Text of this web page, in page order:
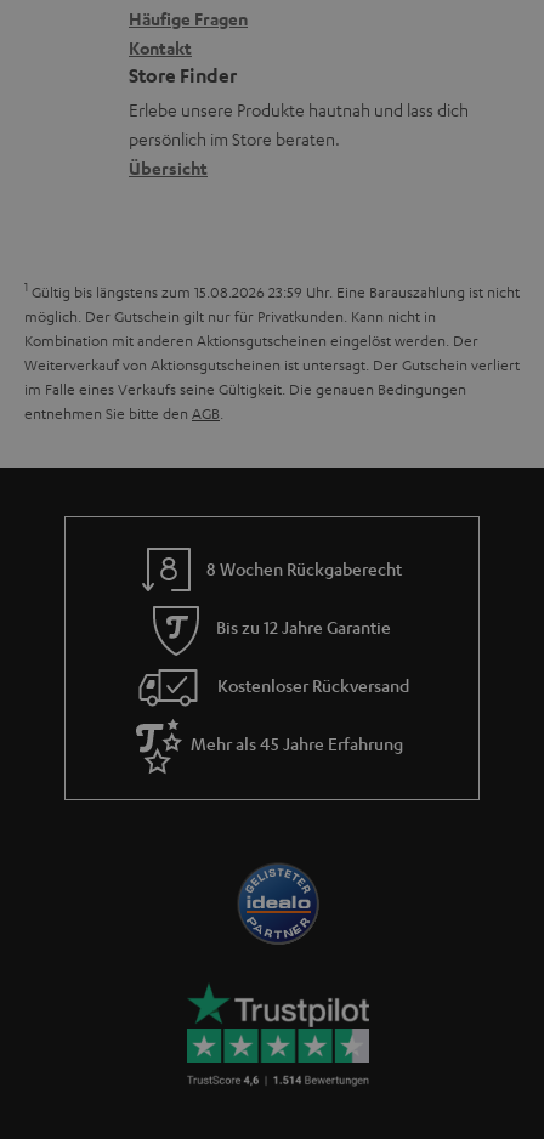
V
e
r
s
a
n
z
u
r
G
n
t
i
e
x
i
k
o
n
k
t
d
a
t
Häufige Fragen
Kontakt
Store Finder
Erlebe unsere Produkte hautnah und lass dich
persönlich im Store beraten.
Übersicht
1 Gültig bis längstens zum 15.08.2026 23:59 Uhr. Eine Barauszahlung ist nicht
möglich. Der Gutschein gilt nur für Privatkunden. Kann nicht in
Kombination mit anderen Aktionsgutscheinen eingelöst werden. Der
Weiterverkauf von Aktionsgutscheinen ist untersagt. Der Gutschein verliert
im Falle eines Verkaufs seine Gültigkeit. Die genauen Bedingungen
entnehmen Sie bitte den AGB.
8 Wochen Rückgaberecht
Bis zu 12 Jahre Garantie
Kostenloser Rückversand
Mehr als 45 Jahre Erfahrung